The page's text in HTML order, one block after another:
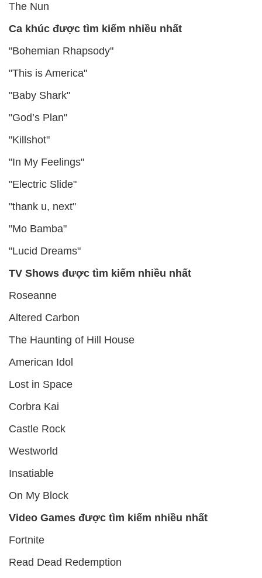
The Nun
Ca khúc được tìm kiếm nhiều nhất
"Bohemian Rhapsody"
"This is America"
"Baby Shark"
"God’s Plan"
"Killshot"
"In My Feelings"
"Electric Slide"
"thank u, next"
"Mo Bamba"
"Lucid Dreams"
TV Shows được tìm kiếm nhiều nhất
Roseanne
Altered Carbon
The Haunting of Hill House
American Idol
Lost in Space
Corbra Kai
Castle Rock
Westworld
Insatiable
On My Block
Video Games được tìm kiếm nhiều nhất
Fortnite
Read Dead Redemption